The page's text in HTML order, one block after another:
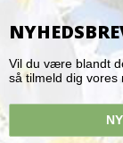
Vil du være blandt
så tilmeld dig vores